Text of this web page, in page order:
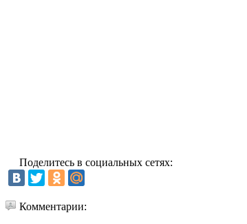
Поделитесь в социальных сетях:
Комментарии: